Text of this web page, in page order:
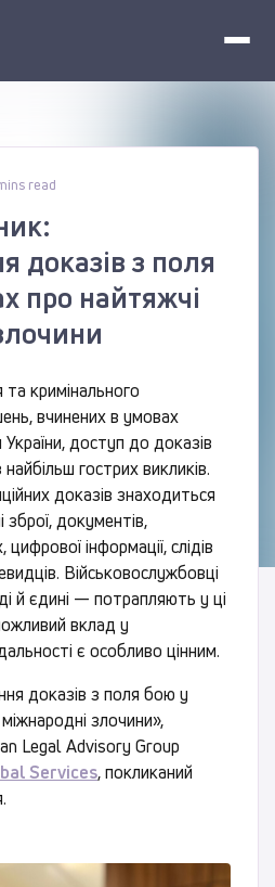
read
доказів з поля
про найтяжчі
та кримінального
вчинених в умовах
України, доступ до доказів
гострих викликів.
доказів знаходиться
документів,
інформації, слідів
Військовослужбовці
й єдині — потрапляють у ці
вклад у
є особливо цінним.
доказів з поля бою у
злочини»,
Legal Advisory Group
Services, покликаний